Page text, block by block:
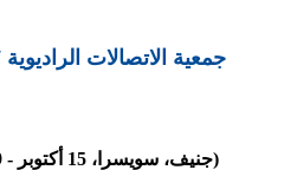
جمعية الاتصالات الراديوية 2007 (RA-07)
(جنيف، سويسرا، 15 أكتوبر - 19 أكتوبر 2007)